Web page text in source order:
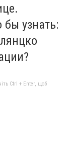
узнать:
Ctrl + Enter, щоб